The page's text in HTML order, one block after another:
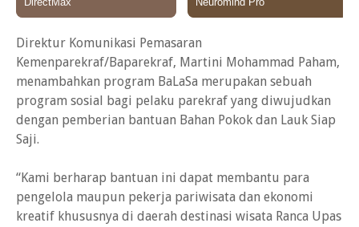
Direktur Komunikasi Pemasaran
Kemenparekraf/Baparekraf, Martini Mohammad Paham,
menambahkan program BaLaSa merupakan sebuah
program sosial bagi pelaku parekraf yang diwujudkan
dengan pemberian bantuan Bahan Pokok dan Lauk Siap
Saji.
“Kami berharap bantuan ini dapat membantu para
pengelola maupun pekerja pariwisata dan ekonomi
kreatif khususnya di daerah destinasi wisata Ranca Upas